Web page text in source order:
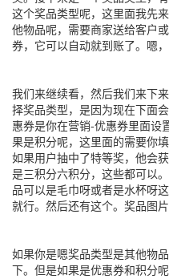
这个奖品类型呢，这里面我先
他物品呢，需要商家送给客户
券，它可以自动就到账了。嗯，
我们来继续看，然后我们来下
择奖品类型，是因为现在下面
惠券是你在营销-优惠券里面设
果是积分呢，这里面的需要你
如果用户抽中了特等奖，他会
是三积分六积分，这些都可以
品可以是毛巾呀或者是水杯呀
就行。然后还有这个。奖品图
如果你是嗯奖品类型是其他物
下。但是如果是优惠券和积分